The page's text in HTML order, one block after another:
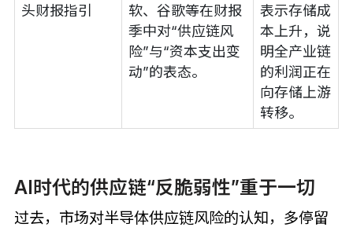
头财报指引
软、谷歌等在财报
季中对“供应链风
险”与“资本支出变
动”的表态。
表示存储成
本上升，说
明全产业链
的利润正在
向存储上游
转移。
AI时代的供应链“反脆弱性”重于一切
过去，市场对半导体供应链风险的认知，多停留